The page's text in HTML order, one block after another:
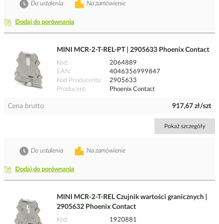
Dodaj do porównania
Na zamówienie
Do ustalenia
MINI MCR-2-T-REL-PT | 2905633 Phoenix Contact
Kod
2064889
EAN
4046356999847
Kod Producenta
2905633
Producent
Phoenix Contact
Cena brutto 917,67 zł/szt
Pokaż szczegóły
Dodaj do porównania
Na zamówienie
Do ustalenia
MINI MCR-2-T-REL Czujnik wartości granicznych |
2905632 Phoenix Contact
Kod
1920881